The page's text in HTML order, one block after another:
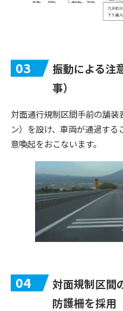
03
振動による注
事）
対面通行規制区間手前の舗
ン）を設け、車両が通過す
意喚起をおこないます。
04
対面規制区間
防護柵を採用